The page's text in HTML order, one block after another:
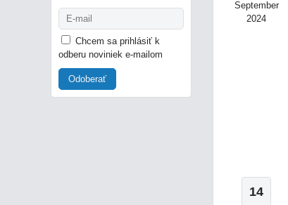
September
2024
14
Chcem sa prihlásiť k
odberu noviniek e-mailom
Odoberať